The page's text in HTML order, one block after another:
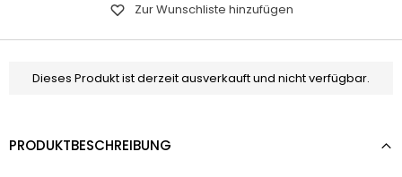
Zur Wunschliste hinzufügen
Dieses Produkt ist derzeit ausverkauft und nicht verfügbar.
PRODUKTBESCHREIBUNG